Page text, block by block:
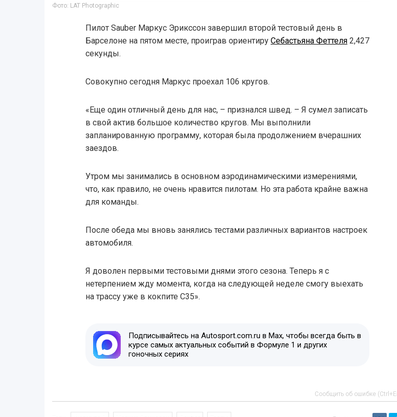
Фото: LAT Photographic
Пилот Sauber Маркус Эрикссон завершил второй тестовый день в
Барселоне на пятом месте, проиграв ориентиру Себастьяна Феттеля2,427
секунды.
Совокупно сегодня Маркус проехал 106 кругов.
«Еще один отличный день для нас, – признался швед. – Я сумел записать
в свой актив большое количество кругов. Мы выполнили
запланированную программу, которая была продолжением вчерашних
заездов.
Утром мы занимались в основном аэродинамическими измерениями,
что, как правило, не очень нравится пилотам. Но эта работа крайне важна
для команды.
После обеда мы вновь занялись тестами различных вариантов настроек
автомобиля.
Я доволен первыми тестовыми днями этого сезона. Теперь я с
нетерпением жду момента, когда на следующей неделе смогу выехать
на трассу уже в кокпите C35».
Подписывайтесь на Autosport.com.ru в Max, чтобы всегда быть в
курсе самых актуальных событий в Формуле 1 и других
гоночных сериях
Сообщить об ошибке